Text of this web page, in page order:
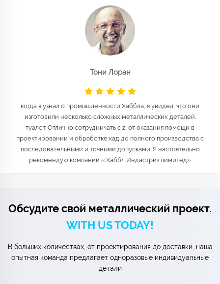
Тони Лоран
когда я узнал о промышленности Хаббла, я увидел, что они
изготовили несколько сложных металлических деталей.
туалет. Отлично сотрудничать с z! от оказания помощи в
проектировании и обработке кад до полного производства с
последовательными и точными допусками. Я настоятельно
рекомендую компании « Хаббл Индастриз лимитед».
Обсудите свой металлический проект.
WITH US TODAY!
В больших количествах, от проектирования до доставки, наша
опытная команда предлагает одноразовые индивидуальные
детали